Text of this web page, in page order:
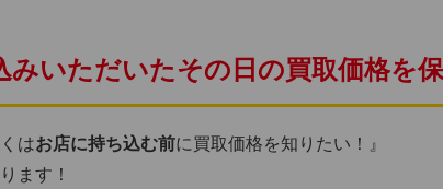
みいただいたその日の買取価格を保
はお店に持ち込む前に買取価格を知りたい！』
ます！